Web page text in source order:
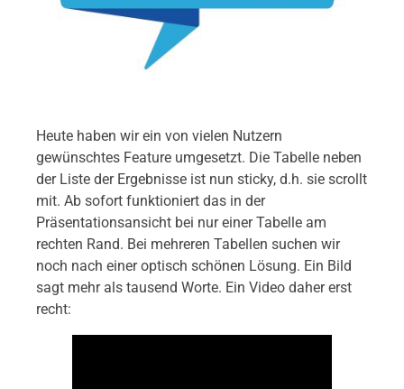
Heute haben wir ein von vielen Nutzern
gewünschtes Feature umgesetzt. Die Tabelle neben
der Liste der Ergebnisse ist nun sticky, d.h. sie scrollt
mit. Ab sofort funktioniert das in der
Präsentationsansicht bei nur einer Tabelle am
rechten Rand. Bei mehreren Tabellen suchen wir
noch nach einer optisch schönen Lösung. Ein Bild
sagt mehr als tausend Worte. Ein Video daher erst
recht: